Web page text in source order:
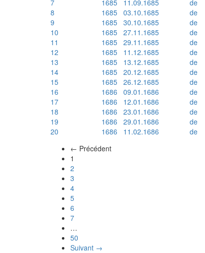
7
1685 11.09.1685 de
8
1685 03.10.1685 de
9
1685 30.10.1685 de
10
1685 27.11.1685 de
11
1685 29.11.1685 de
12
1685 11.12.1685 de
13
1685 13.12.1685 de
14
1685 20.12.1685 de
15
1685 26.12.1685 de
16
1686 09.01.1686 de
17
1686 12.01.1686 de
18
1686 23.01.1686 de
19
1686 29.01.1686 de
20
1686 11.02.1686 de
← Précédent
1
2
3
4
5
6
7
…
50
Suivant →